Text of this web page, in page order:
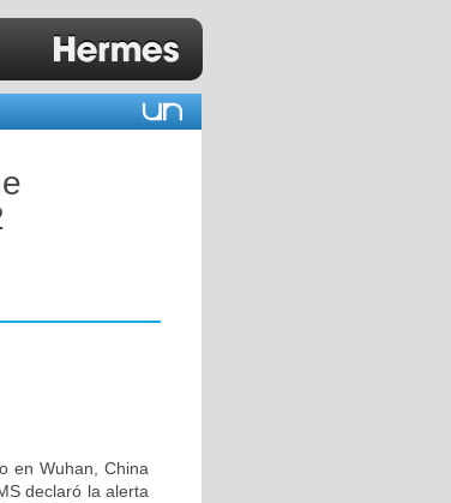
en Wuhan, China
declaró la alerta